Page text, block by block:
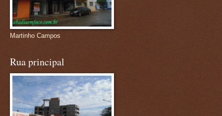
Martinho Campos
Rua principal